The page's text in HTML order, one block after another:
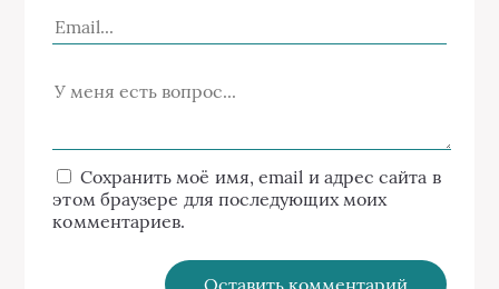
Сохранить моё имя, email и адрес сайта в
этом браузере для последующих моих
комментариев.